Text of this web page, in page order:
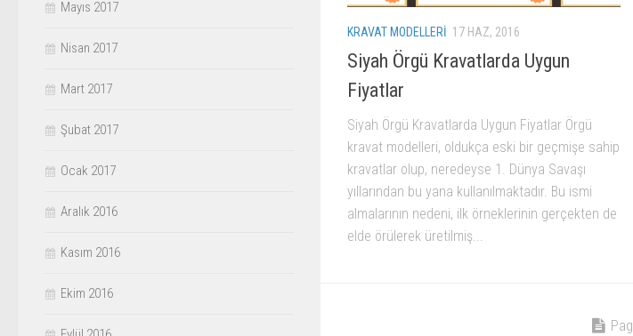
KRAVAT MODELLERI 17 HAZ, 2016
Siyah Örgü Kravatlarda Uygun
Fiyatlar
Siyah Örgü Kravatlarda Uygun Fiyatlar Örgü
kravat modelleri, oldukça eski bir geçmişe sahip
kravatlar olup, neredeyse 1. Dünya Savaşı
yıllarından bu yana kullanılmaktadır. Bu ismi
almalarının nedeni, ilk örneklerinin gerçekten de
elde örülerek üretilmiş...
Mayıs 2017
Nisan 2017
Mart 2017
Şubat 2017
Ocak 2017
Aralık 2016
Kasım 2016
Ekim 2016